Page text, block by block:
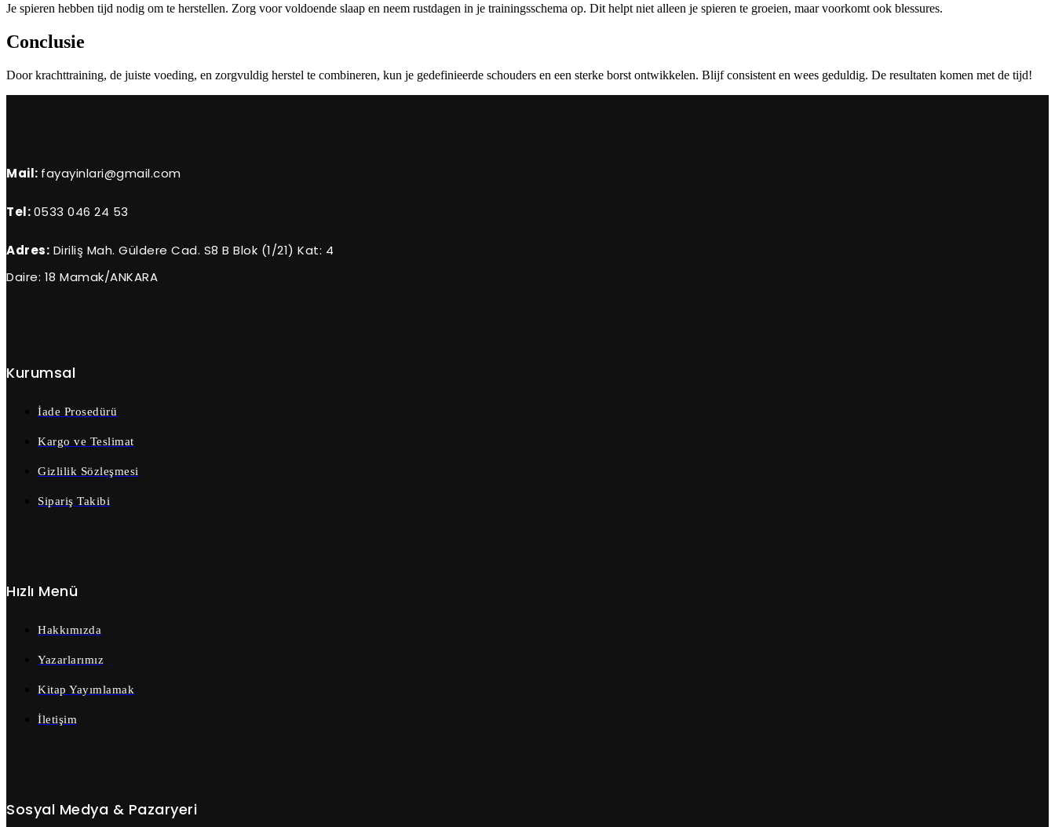
Je spieren hebben tijd nodig om te herstellen. Zorg voor voldoende slaap en neem rustdagen in je trainingsschema op. Dit helpt niet alleen je spieren te groeien, maar voorkomt ook blessures.
Conclusie
Door krachttraining, de juiste voeding, en zorgvuldig herstel te combineren, kun je gedefinieerde schouders en een sterke borst ontwikkelen. Blijf consistent en wees geduldig. De resultaten komen met de tijd!
Mail: fayayinlari@gmail.com
Tel:0533 046 24 53
Adres: Diriliş Mah. Güldere Cad. S8 B Blok (1/21) Kat: 4
Daire: 18 Mamak/ANKARA
Kurumsal
İade Prosedürü
Kargo ve Teslimat
Gizlilik Sözleşmesi
Sipariş Takibi
Hızlı Menü
Hakkımızda
Yazarlarımız
Kitap Yayımlamak
İletişim
Sosyal Medya & Pazaryeri